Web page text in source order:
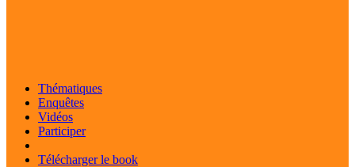
Thématiques
Enquêtes
Vidéos
Participer
Télécharger le book